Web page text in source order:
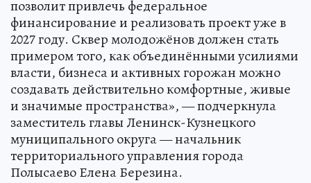
позволит привлечь федеральное
финансирование и реализовать проект уже в
2027 году. Сквер молодожёнов должен стать
примером того, как объединёнными усилиями
власти, бизнеса и активных горожан можно
создавать действительно комфортные, живые
и значимые пространства», — подчеркнула
заместитель главы Ленинск-Кузнецкого
муниципального округа — начальник
территориального управления города
Полысаево Елена Березина.